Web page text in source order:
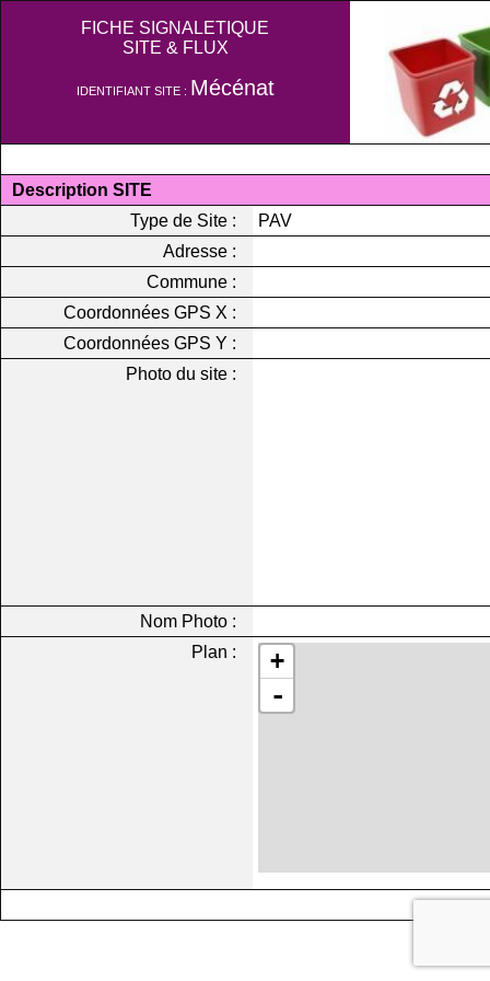
FICHE SIGNALETIQUE
SITE & FLUX
IDENTIFIANT SITE : Mécénat
Description SITE
Type de Site :
PAV
Adresse :
Commune :
Coordonnées GPS X :
Coordonnées GPS Y :
Photo du site :
Nom Photo :
Plan :
+
-